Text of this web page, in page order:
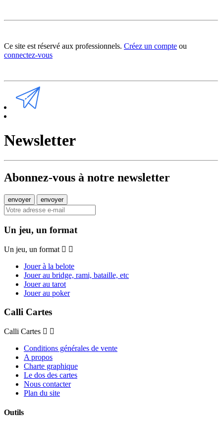
Ce site est réservé aux professionnels. Créez un compte ou
connectez-vous
Newsletter
Abonnez-vous à notre newsletter
Un jeu, un format
Un jeu, un format
Jouer à la belote
Jouer au bridge, rami, bataille, etc
Jouer au tarot
Jouer au poker
Calli Cartes
Calli Cartes
Conditions générales de vente
A propos
Charte graphique
Le dos des cartes
Nous contacter
Plan du site
Outils